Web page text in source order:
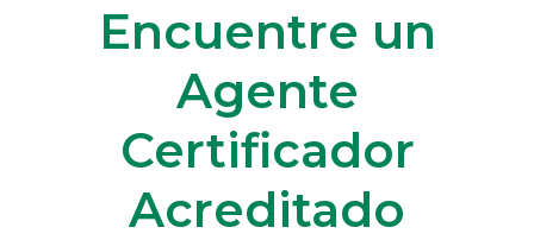
Encuentre un
Agente
Certificador
Acreditado